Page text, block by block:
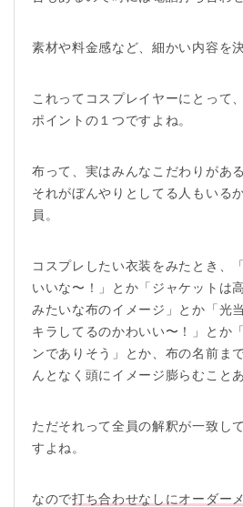
素材や料金感など、細かい内容を
これってコスプレイヤーにとって
ポイントの１つですよね。
布って、実はみんなこだわりがあ
それがぼんやりとしてる人もいる
員。
コスプレしたい衣装をみたとき、
いいな〜！」とか「ジャケットは
みたいな布のイメージ」とか「光
キラしてるのかわいい〜！」とか
ンでありそう」とか、布の名前ま
んとなく頭にイメージ膨らむこと
ただそれって全員の解釈が一致し
すよね。
なので打ち合わせなしにオーダー